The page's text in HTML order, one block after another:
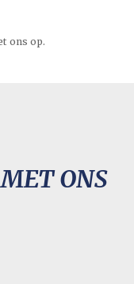
ons op.
ONS